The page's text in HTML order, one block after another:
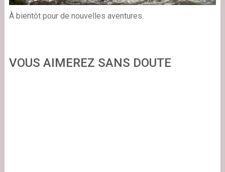
À bientôt pour de nouvelles aventures.
VOUS AIMEREZ SANS DOUTE